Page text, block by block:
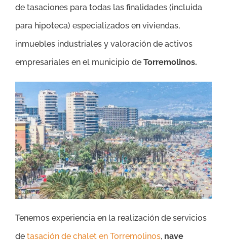
de tasaciones para todas las finalidades (incluida
para hipoteca) especializados en viviendas,
inmuebles industriales y valoración de activos
empresariales en el municipio de Torremolinos.
Tenemos experiencia en la realización de servicios
de tasación de chalet en Torremolinos, nave